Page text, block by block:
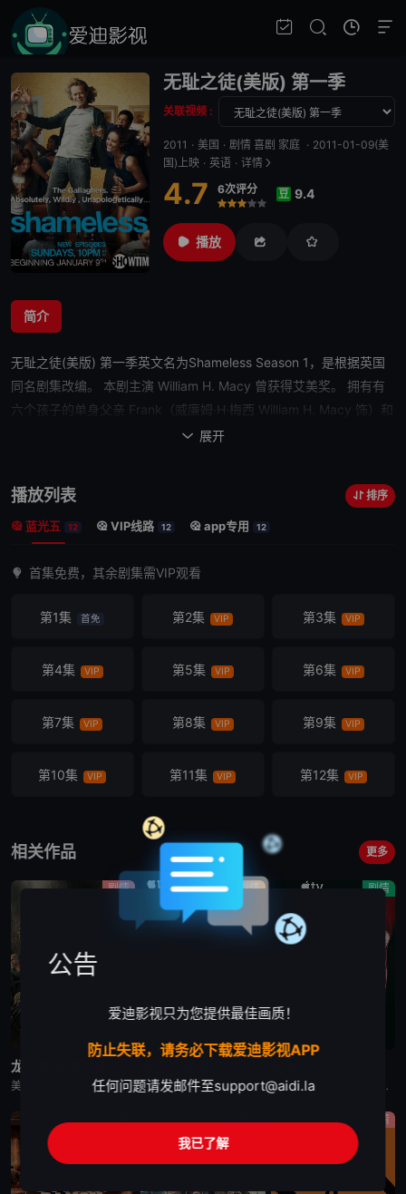
无耻之徒(美版) 第一季
关联视频 :
2011 · 美国 · 剧情 喜剧 家庭 · 2011-01-09(美
国)上映 · 英语 · 详情
4.7 6次评分
很差
较差还行推荐力荐
豆 9.4
播放
简介
无耻之徒(美版) 第一季英文名为Shameless Season 1，是根据英国
同名剧集改编。 本剧主演 William H. Macy 曾获得艾美奖。 拥有有
六个孩子的单身父亲 Frank（威廉姆·H·梅西 William H. Macy 饰）和
孩子们生活在周围到处是酒鬼、乞丐和罪犯的最底层社区。他收入不
及养家糊口的责任。跨过宿醉的父亲的身体争抢着偷来的早餐；凌晨
4点大开着摇滚乐狂欢；纵容 邻居在他们的楼梯上做爱；这个热闹非
们 懂得生活中最重要的是什么……
 展开
播放列表 排序
蓝光五 12 VIP线路 12 app专用 12
首集免费，其余剧集需VIP观看
第1集 首免 第2集 VIP 第3集 VIP
第4集 VIP 第5集 VIP 第6集 VIP
第7集 VIP 第8集 VIP 第9集 VIP
第10集 VIP 第11集 VIP 第12集 VIP
相关作品 更多
剧情
更新至第7集
龙之家族 第三季
美剧《龙之家族 第三季》，铁王座面前，绝无怜悯。
剧情
更新至第4集
美剧《末日地堡 第三季》又名：羊毛战记,羊毛记,Silo Season 3，讲述了：当下，Juliette Nichols在被迫接受“净化”后幸存下来，但记忆却已丧失，而地堡正从叛乱中恢复，并面临着新
剧情
美剧《星城》为太空竞赛题材剧《为全人类》的衍生剧，是同一设定下的全新篇章。《星城》将我们带回太空竞赛另类历史重述的关键时刻——苏联成为首个实现载人登月的国家。但这次，我们将从铁幕后方探索这个故事，展现
剧情
公告
爱迪影视只为您提供最佳画质！
防止失联，请务必下载爱迪影视APP
任何问题请发邮件至support@aidi.la
我已了解